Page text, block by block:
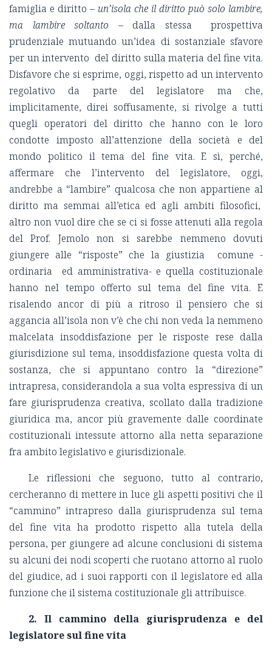
famiglia e diritto – un’isola che il diritto può solo lambire,
ma lambire soltanto – dalla stessa prospettiva
prudenziale mutuando un’idea di sostanziale sfavore
per un intervento del diritto sulla materia del fine vita.
Disfavore che si esprime, oggi, rispetto ad un intervento
regolativo da parte del legislatore ma che,
implicitamente, direi soffusamente, si rivolge a tutti
quegli operatori del diritto che hanno con le loro
condotte imposto all’attenzione della società e del
mondo politico il tema del fine vita. E sì, perché,
affermare che l’intervento del legislatore, oggi,
andrebbe a “lambire” qualcosa che non appartiene al
diritto ma semmai all’etica ed agli ambiti filosofici,
altro non vuol dire che se ci si fosse attenuti alla regola
del Prof. Jemolo non si sarebbe nemmeno dovuti
giungere alle “risposte” che la giustizia comune -
ordinaria ed amministrativa- e quella costituzionale
hanno nel tempo offerto sul tema del fine vita. E
risalendo ancor di più a ritroso il pensiero che si
aggancia all’isola non v’è che chi non veda la nemmeno
malcelata insoddisfazione per le risposte rese dalla
giurisdizione sul tema, insoddisfazione questa volta di
sostanza, che si appuntano contro la “direzione”
intrapresa, considerandola a sua volta espressiva di un
fare giurisprudenza creativa, scollato dalla tradizione
giuridica ma, ancor più gravemente dalle coordinate
costituzionali intessute attorno alla netta separazione
fra ambito legislativo e giurisdizionale.
Le riflessioni che seguono, tutto al contrario,
cercheranno di mettere in luce gli aspetti positivi che il
“cammino” intrapreso dalla giurisprudenza sul tema
del fine vita ha prodotto rispetto alla tutela della
persona, per giungere ad alcune conclusioni di sistema
su alcuni dei nodi scoperti che ruotano attorno al ruolo
del giudice, ad i suoi rapporti con il legislatore ed alla
funzione che il sistema costituzionale gli attribuisce.
2. Il cammino della giurisprudenza e del
legislatore sul fine vita